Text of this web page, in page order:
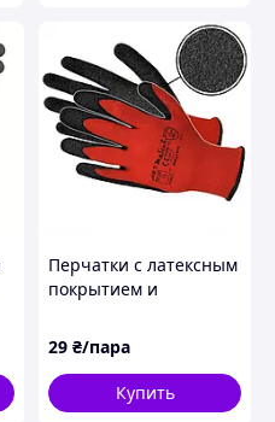
Перчатки с латексным
покрытием и
RWNYL B+R
29 ₴/пара
Купить